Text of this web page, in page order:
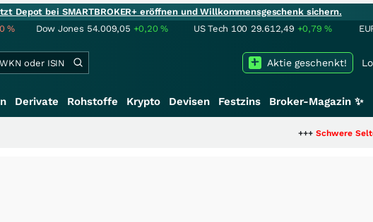
Depot bei SMARTBROKER+ eröffnen und Willkommensgeschenk sichern.
% Dow Jones 54.009,05 +0,20% US Tech 100 29.612,49 +0,79%
Aktie geschenkt!
Derivate Rohstoffe Krypto Devisen Festzins Broker-Magazin ✨
Schwere Seltene Erden: